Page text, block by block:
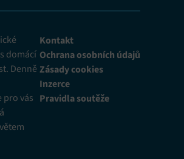
domácí
Denně
pro vás
Kontakt
Ochrana osobních údajů
Zásady cookies
Inzerce
Pravidla soutěže